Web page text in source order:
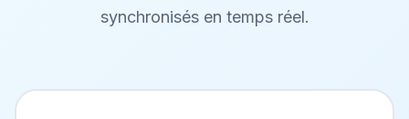
synchronisés en temps réel.